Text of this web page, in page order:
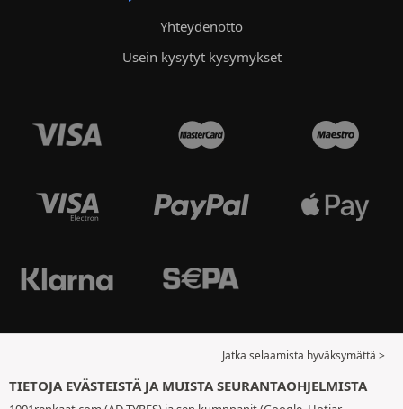
Yhteydenotto
Usein kysytyt kysymykset
Jatka selaamista hyväksymättä >
TIETOJA EVÄSTEISTÄ JA MUISTA SEURANTAOHJELMISTA